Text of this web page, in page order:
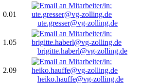
0.01
ute.gresser@vg-zolling.de
1.05
brigitte.haberl@vg-zolling.de
2.09
heiko.hauffe@vg-zolling.de